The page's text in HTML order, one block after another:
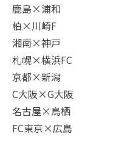
鹿島×浦和
柏×川崎F
湘南×神戸
札幌×横浜FC
京都×新潟
C大阪×G大阪
名古屋×鳥栖
FC東京×広島